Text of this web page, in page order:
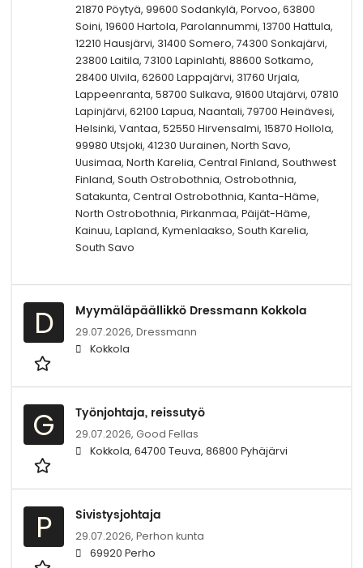
21870 Pöytyä, 99600 Sodankylä, Porvoo, 63800
Soini, 19600 Hartola, Parolannummi, 13700 Hattula,
12210 Hausjärvi, 31400 Somero, 74300 Sonkajärvi,
23800 Laitila, 73100 Lapinlahti, 88600 Sotkamo,
28400 Ulvila, 62600 Lappajärvi, 31760 Urjala,
Lappeenranta, 58700 Sulkava, 91600 Utajärvi, 07810
Lapinjärvi, 62100 Lapua, Naantali, 79700 Heinävesi,
Helsinki, Vantaa, 52550 Hirvensalmi, 15870 Hollola,
99980 Utsjoki, 41230 Uurainen, North Savo,
Uusimaa, North Karelia, Central Finland, Southwest
Finland, South Ostrobothnia, Ostrobothnia,
Satakunta, Central Ostrobothnia, Kanta-Häme,
North Ostrobothnia, Pirkanmaa, Päijät-Häme,
Kainuu, Lapland, Kymenlaakso, South Karelia,
South Savo
D Myymäläpäällikkö Dressmann Kokkola
29.07.2026, Dressmann
Kokkola
G Työnjohtaja, reissutyö
29.07.2026, Good Fellas
Kokkola, 64700 Teuva, 86800 Pyhäjärvi
P Sivistysjohtaja
29.07.2026, Perhon kunta
69920 Perho